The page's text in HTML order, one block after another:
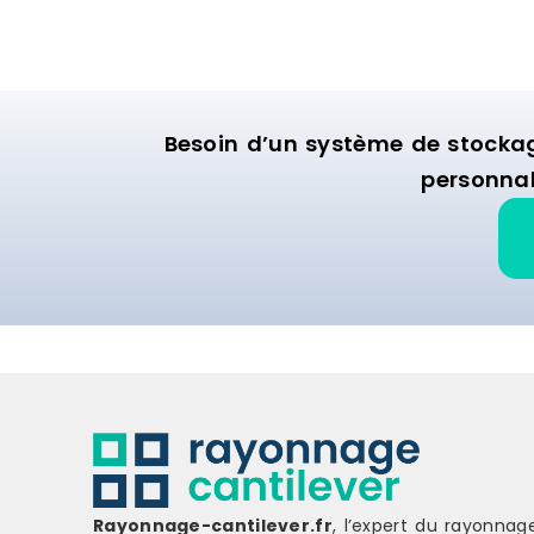
Besoin d’un système de
Rayonnage-cantilever.fr, l’expert du